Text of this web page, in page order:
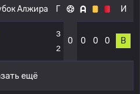
Алжира Г И
3
2
0 0 0 0 В
ещё